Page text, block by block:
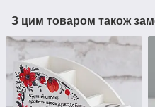
З цим товаром також